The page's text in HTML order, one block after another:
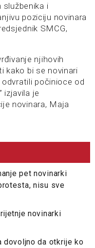
službenika i
poziciju novinara
SMCG,
njihovih
kako bi se novinari
počinioce od
izjavila je
novinara, Maja
pet novinarki
nisu sve
novinarki
dovoljno da otkrije ko